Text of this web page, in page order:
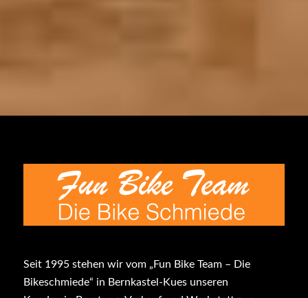
Seit 1995 stehen wir vom „Fun Bike Team – Die
Bikeschmiede“ in Bernkastel-Kues unseren